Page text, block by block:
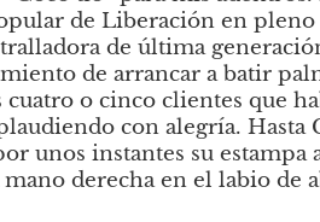
de Liberación en
de última
de arrancar a batir
cuatro o cinco clientes que
con alegría. Hasta
unos instantes su
derecha en el labio de